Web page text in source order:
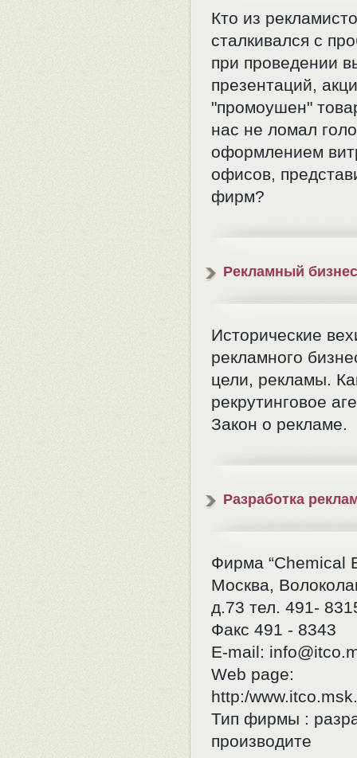
Кто из
сталкивался с
при проведении
презентаций,
"промоушен"
нас не ломал
оформлением
офисов,
фирм?
Рекламный бизнес
Исторические
рекламного
цели, рекламы.
рекрутинговое
Закон о рекламе.
Разработка
Фирма “Chemical
Москва,
д.73 тел. 491-
Факс 491 - 8343
E-mail:
Web page:
http:/
Тип фирмы :
производите